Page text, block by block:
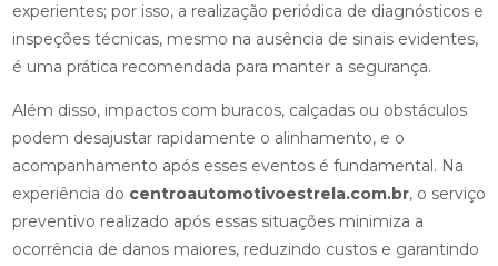
experientes; por isso, a realização periódica de diagnósticos e
inspeções técnicas, mesmo na ausência de sinais evidentes,
é uma prática recomendada para manter a segurança.
Além disso, impactos com buracos, calçadas ou obstáculos
podem desajustar rapidamente o alinhamento, e o
acompanhamento após esses eventos é fundamental. Na
experiência do centroautomotivoestrela.com.br, o serviço
preventivo realizado após essas situações minimiza a
ocorrência de danos maiores, reduzindo custos e garantindo